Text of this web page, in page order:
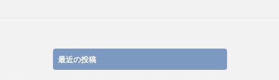
最近の投稿